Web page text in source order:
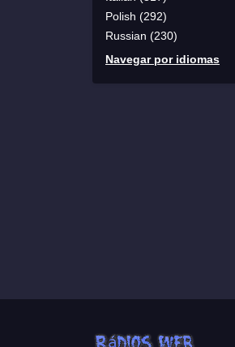
Polish (292)
Russian (230)
Navegar por idiomas